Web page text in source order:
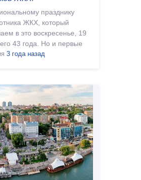
празднику
ЖКХ, который
в это воскресенье, 19
43 года. Но и первые
занимающие
3 года назад